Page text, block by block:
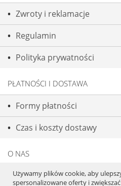
Zwroty i reklamacje
Regulamin
Polityka prywatności
PŁATNOŚCI I DOSTAWA
Formy płatności
Czas i koszty dostawy
O NAS
Kontakt i dane firmy
Używamy plików cookie, aby
spersonalizowane oferty i